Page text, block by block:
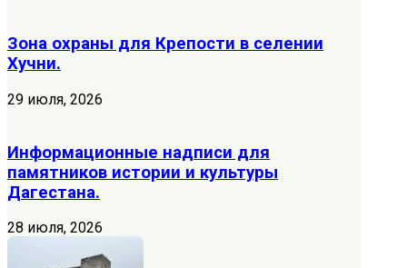
Зона охраны для Крепости в селении
Хучни.
29 июля, 2026
Информационные надписи для
памятников истории и культуры
Дагестана.
28 июля, 2026